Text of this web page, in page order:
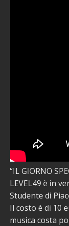
“IL GIORNO
LEVEL49 è in
Studente di
Il costo è di 10
musica costa